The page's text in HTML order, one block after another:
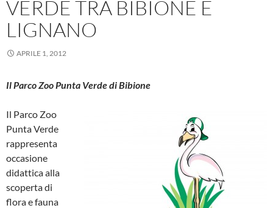
VERDE TRA BIBIONE E
LIGNANO
APRILE 1, 2012
Il Parco Zoo Punta Verde di Bibione
Il Parco Zoo
Punta Verde
rappresenta
occasione
didattica alla
scoperta di
flora e fauna